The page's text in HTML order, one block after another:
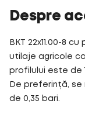
Despre
BKT 22x11.00-8
utilaje agricole
profilului este de
De preferință,
de 0,35 bari.